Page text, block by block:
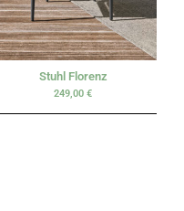
Stuhl Florenz
249,00 €